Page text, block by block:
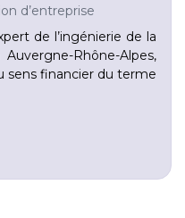
d’entreprise
de l’ingénierie de la
Rhône-Alpes,
sens financier du terme